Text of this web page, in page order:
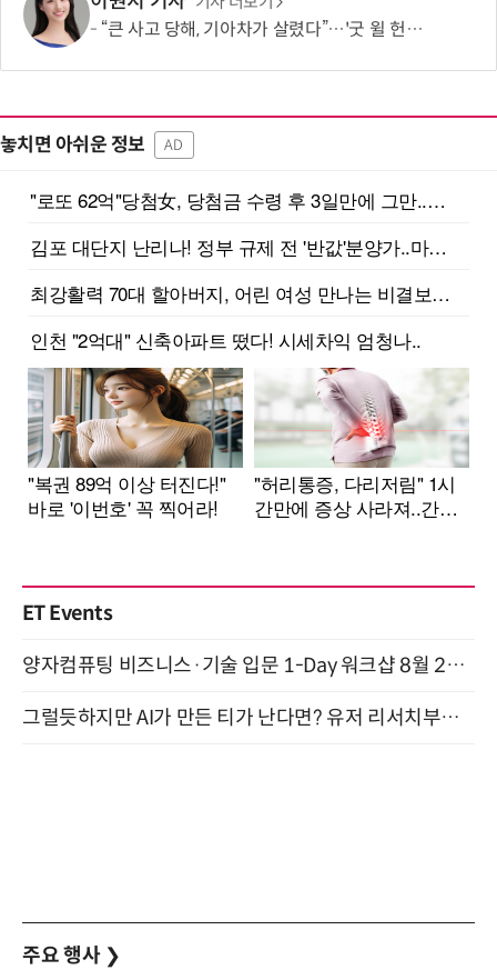
“큰 사고 당해, 기아차가 살렸다”…'굿 윌 헌팅' 여배우, “360도 에어백 굿”
놓치면 아쉬운 정보 AD
ET Events
양자컴퓨팅 비즈니스·기술 입문 1-Day 워크샵 8월 28일 개최
그럴듯하지만 AI가 만든 티가 난다면? 유저 리서치부터 배포까지! (9/15)
주요 행사 ❯